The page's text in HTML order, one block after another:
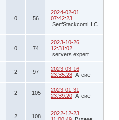
0 56
2024-02-01
07:42:23
SerfStackcomLLC
0 74
2023-10-26
12:31:02
servers.expert
2 97
2023-03-16
23:35:28 Атеист
2 105
2023-01-31
23:39:20 Атеист
2 108
2022-12-23